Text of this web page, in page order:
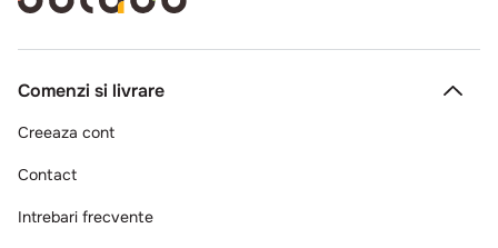
Comenzi si livrare
Creeaza cont
Contact
Intrebari frecvente